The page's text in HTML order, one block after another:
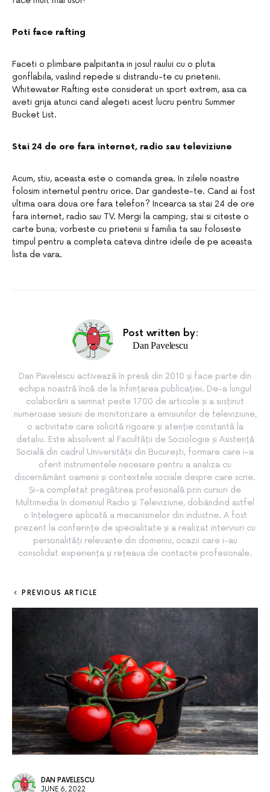
Poti face rafting
Faceti o plimbare palpitanta in josul raului cu o pluta
gonflabila, vaslind repede si distrandu-te cu prietenii.
Whitewater Rafting este considerat un sport extrem, asa ca
aveti grija atunci cand alegeti acest lucru pentru Summer
Bucket List.
Stai 24 de ore fara internet, radio sau televiziune
Acum, stiu, aceasta este o comanda grea. In zilele noastre
folosim internetul pentru orice. Dar gandeste-te. Cand ai fost
ultima oara doua ore fara telefon? Incearca sa stai 24 de ore
fara internet, radio sau TV. Mergi la camping; stai si citeste o
carte buna; vorbeste cu prietenii si familia ta sau foloseste
timpul pentru a completa cateva dintre ideile de pe aceasta
lista de vara.
Post written by:
Dan Pavelescu
Dan Pavelescu activează în presă din 2010 și face parte din
echipa noastră încă de la înființarea publicației. De-a lungul
colaborării a semnat peste 1700 de articole și a susținut
numeroase sesiuni de monitorizare a emisiunilor de televiziune,
o activitate care solicită rigoare și atenție constantă la
detaliu. Este absolvent al Facultății de Sociologie și Asistență
Socială din cadrul Universității din București, formare care i-a
oferit instrumentele necesare pentru a analiza cu
discernământ oamenii și contextele sociale despre care scrie.
Și-a completat pregătirea profesională prin cursuri de
Multimedia în domeniul Radio și Televiziune, dobândind astfel
o înțelegere aplicată a mecanismelor din industrie. A fost
prezent la conferințe de specialitate și a realizat interviuri cu
personalități relevante din domeniu, ocazii care i-au
consolidat experiența și rețeaua de contacte profesionale.
PREVIOUS ARTICLE
DAN PAVELESCU
JUNE 6, 2022